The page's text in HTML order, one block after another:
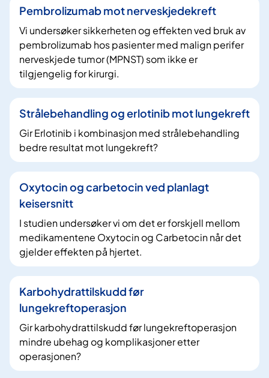
Pembrolizumab mot nerveskjedekreft
Vi undersøker sikkerheten og effekten ved bruk av
pembrolizumab hos pasienter med malign perifer
nerveskjede tumor (MPNST) som ikke er
tilgjengelig for kirurgi.
Strålebehandling og erlotinib mot lungekreft
Gir Erlotinib i kombinasjon med strålebehandling
bedre resultat mot lungekreft?
Oxytocin og carbetocin ved planlagt
keisersnitt
I studien undersøker vi om det er forskjell mellom
medikamentene Oxytocin og Carbetocin når det
gjelder effekten på hjertet.
Karbohydrattilskudd før
lungekreftoperasjon
Gir karbohydrattilskudd før lungekreftoperasjon
mindre ubehag og komplikasjoner etter
operasjonen?